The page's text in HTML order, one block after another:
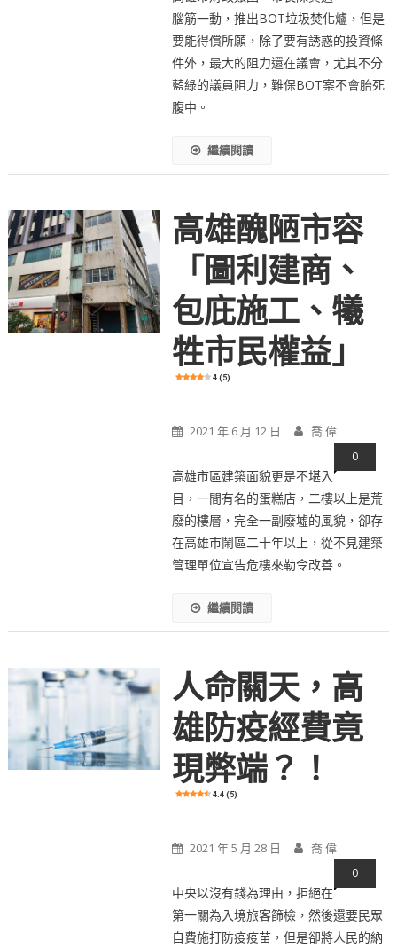
腦筋一動，推出BOT垃圾焚化爐，但是
要能得償所願，除了要有誘惑的投資條
件外，最大的阻力還在議會，尤其不分
藍綠的議員阻力，難保BOT案不會胎死
腹中。
繼續閱讀
高雄醜陋市容
「圖利建商、
包庇施工、犧
牲市民權益」
4 (5)
2021 年 6 月 12 日 喬 偉
0
高雄市區建築面貌更是不堪入
目，一間有名的蛋糕店，二樓以上是荒
廢的樓層，完全一副廢墟的風貌，卻存
在高雄市鬧區二十年以上，從不見建築
管理單位宣告危樓來勒令改善。
繼續閱讀
人命關天，高
雄防疫經費竟
現弊端？！
4.4 (5)
2021 年 5 月 28 日 喬 偉
0
中央以沒有錢為理由，拒絕在
第一關為入境旅客篩檢，然後還要民眾
自費施打防疫疫苗，但是卻將人民的納